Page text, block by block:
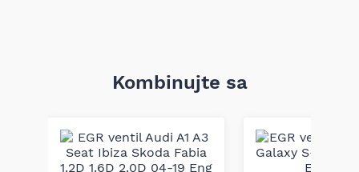
Težina: 0,282 kg
temperaturu. Ovaj pk kaiš je izrađen u skladu sa fabričkim
standardima kako bi omogućio pouzdan rad sistema vozila i
dug vek upotrebe.
Kombinujte sa